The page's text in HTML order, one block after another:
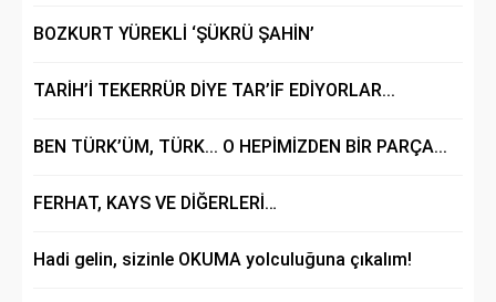
BOZKURT YÜREKLİ ‘ŞÜKRÜ ŞAHİN’
TARİH’İ TEKERRÜR DİYE TAR’İF EDİYORLAR...
BEN TÜRK’ÜM, TÜRK... O HEPİMİZDEN BİR PARÇA...
FERHAT, KAYS VE DİĞERLERİ…
Hadi gelin, sizinle OKUMA yolculuğuna çıkalım!